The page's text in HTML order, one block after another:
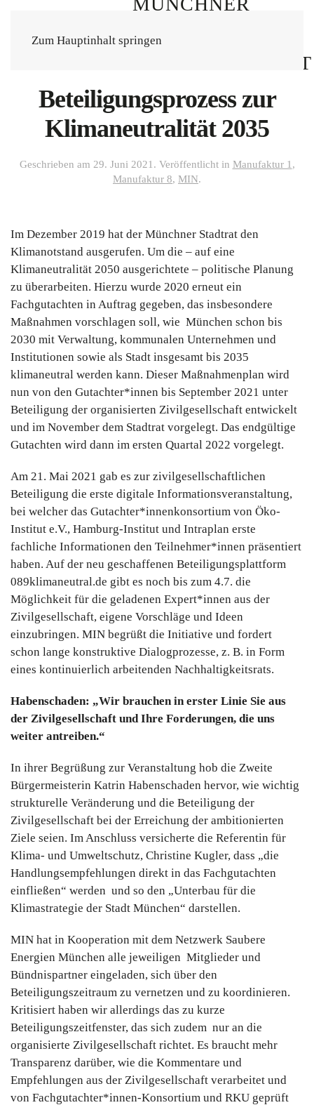
Zum Hauptinhalt springen
Beteiligungsprozess zur
Klimaneutralität 2035
Geschrieben am 29. Juni 2021 . Veröffentlicht in Manufaktur 1 ,
Manufaktur 8, MIN.
Im Dezember 2019 hat der Münchner Stadtrat den
Klimanotstand ausgerufen. Um die – auf eine
Klimaneutralität 2050 ausgerichtete – politische Planung
zu überarbeiten. Hierzu wurde 2020 erneut ein
Fachgutachten in Auftrag gegeben, das insbesondere
Maßnahmen vorschlagen soll, wie München schon bis
2030 mit Verwaltung, kommunalen Unternehmen und
Institutionen sowie als Stadt insgesamt bis 2035
klimaneutral werden kann. Dieser Maßnahmenplan wird
nun von den Gutachter*innen bis September 2021 unter
Beteiligung der organisierten Zivilgesellschaft entwickelt
und im November dem Stadtrat vorgelegt. Das endgültige
Gutachten wird dann im ersten Quartal 2022 vorgelegt.
Am 21. Mai 2021 gab es zur zivilgesellschaftlichen
Beteiligung die erste digitale Informationsveranstaltung,
bei welcher das Gutachter*innenkonsortium von Öko-
Institut e.V., Hamburg-Institut und Intraplan erste
fachliche Informationen den Teilnehmer*innen präsentiert
haben. Auf der neu geschaffenen Beteiligungsplattform
089klimaneutral.de gibt es noch bis zum 4.7. die
Möglichkeit für die geladenen Expert*innen aus der
Zivilgesellschaft, eigene Vorschläge und Ideen
einzubringen. MIN begrüßt die Initiative und fordert
schon lange konstruktive Dialogprozesse, z. B. in Form
eines kontinuierlich arbeitenden Nachhaltigkeitsrats.
Habenschaden: „Wir brauchen in erster Linie Sie aus
der Zivilgesellschaft und Ihre Forderungen, die uns
weiter antreiben.“
In ihrer Begrüßung zur Veranstaltung hob die Zweite
Bürgermeisterin Katrin Habenschaden hervor, wie wichtig
strukturelle Veränderung und die Beteiligung der
Zivilgesellschaft bei der Erreichung der ambitionierten
Ziele seien. Im Anschluss versicherte die Referentin für
Klima- und Umweltschutz, Christine Kugler, dass „die
Handlungsempfehlungen direkt in das Fachgutachten
einfließen“ werden und so den „Unterbau für die
Klimastrategie der Stadt München“ darstellen.
MIN hat in Kooperation mit dem Netzwerk Saubere
Energien München alle jeweiligen Mitglieder und
Bündnispartner eingeladen, sich über den
Beteiligungszeitraum zu vernetzen und zu koordinieren.
Kritisiert haben wir allerdings das zu kurze
Beteiligungszeitfenster, das sich zudem nur an die
organisierte Zivilgesellschaft richtet. Es braucht mehr
Transparenz darüber, wie die Kommentare und
Empfehlungen aus der Zivilgesellschaft verarbeitet und
von Fachgutachter*innen-Konsortium und RKU geprüft